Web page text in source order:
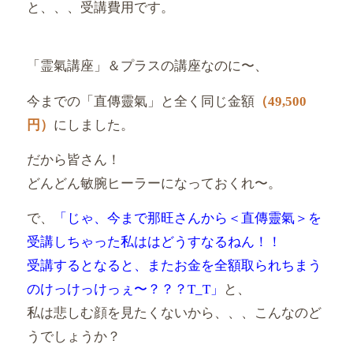
と、、、受講費用です。
「霊氣講座」＆プラスの講座なのに〜、
今までの「直傳靈氣」 と全く同じ金額（49,500
円） にしました。
だから皆さん！
どんどん敏腕ヒーラーになっておくれ〜。
で、 「じゃ、今まで那旺さんから＜直傳靈氣＞ を
受講しちゃった私ははどうすなるねん！！
受講するとなると、
またお金を全額取られちまう
のけっけっけっぇ〜？？？T_T」
と、
私は悲しむ顔を見たくないから、、、
こんなのど
うでしょうか？